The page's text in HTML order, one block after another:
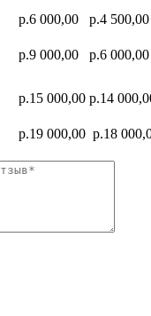
р.6 000,00
р.4 500,00
р.9 000,00
р.6 000,00
р.15 000,00 р.14
р.19 000,00 р.18